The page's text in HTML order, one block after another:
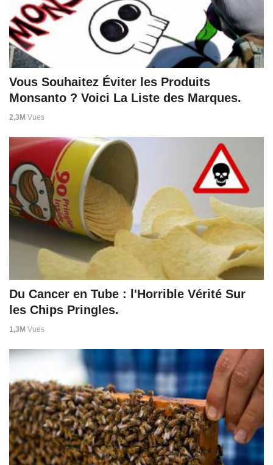
Vous Souhaitez Éviter les Produits
Monsanto ? Voici La Liste des Marques.
2,3M Vues
Du Cancer en Tube : l'Horrible Vérité Sur
les Chips Pringles.
1,3M Vues